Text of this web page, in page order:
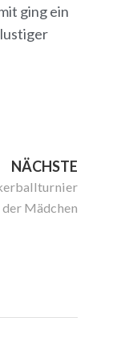
ging ein
NÄCHSTE
der Mädchen